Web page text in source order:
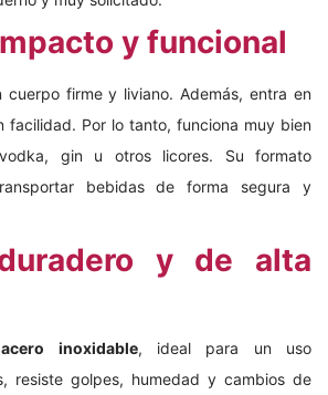
y funcional
firme y liviano. Además, entra en
facilidad. Por lo tanto, funciona muy bien
gin u otros licores. Su formato
bebidas de forma segura y
y de alta
acero inoxidable, ideal para un uso
resiste golpes, humedad y cambios de